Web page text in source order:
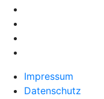
Impressum
Datenschutz